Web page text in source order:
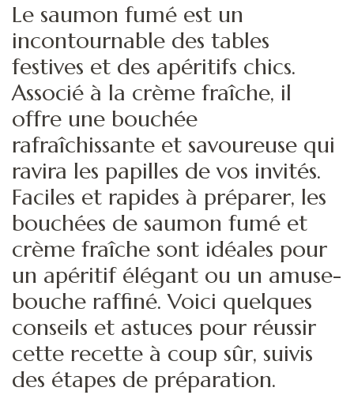
Le saumon fumé est un
incontournable des tables
festives et des apéritifs chics.
Associé à la crème fraîche, il
offre une bouchée
rafraîchissante et savoureuse qui
ravira les papilles de vos invités.
Faciles et rapides à préparer, les
bouchées de saumon fumé et
crème fraîche sont idéales pour
un apéritif élégant ou un amuse-
bouche raffiné. Voici quelques
conseils et astuces pour réussir
cette recette à coup sûr, suivis
des étapes de préparation.